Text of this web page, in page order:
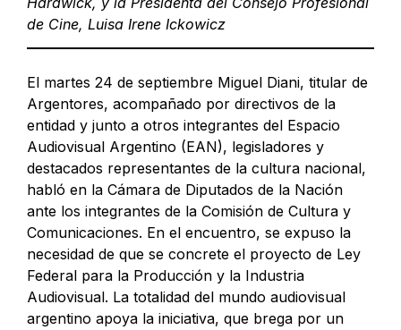
de Cine, Luisa Irene Ickowicz
El martes 24 de septiembre Miguel Diani, titular de
Argentores, acompañado por directivos de la
entidad y junto a otros integrantes del Espacio
Audiovisual Argentino (EAN), legisladores y
destacados representantes de la cultura nacional,
habló en la Cámara de Diputados de la Nación
ante los integrantes de la Comisión de Cultura y
Comunicaciones. En el encuentro, se expuso la
necesidad de que se concrete el proyecto de Ley
Federal para la Producción y la Industria
Audiovisual. La totalidad del mundo audiovisual
argentino apoya la iniciativa, que brega por un